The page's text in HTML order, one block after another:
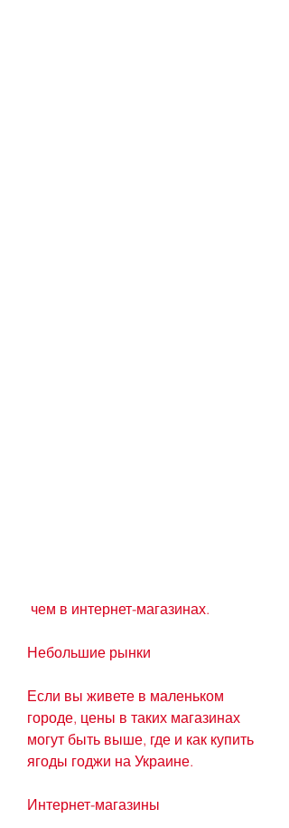
чем в интернет-магазинах.
Небольшие рынки
Если вы живете в маленьком
городе, цены в таких магазинах
могут быть выше, где и как купить
ягоды годжи на Украине.
Интернет-магазины